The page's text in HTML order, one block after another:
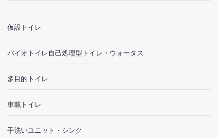
仮設トイレ
バイオトイレ自己処理型トイレ・ウォータス
多目的トイレ
車載トイレ
手洗いユニット・シンク